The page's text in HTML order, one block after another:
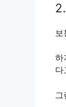
하
다